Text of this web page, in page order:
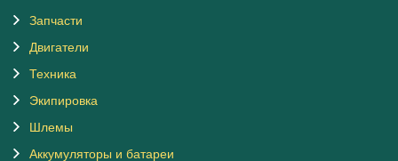
Запчасти
Двигатели
Техника
Экипировка
Шлемы
Аккумуляторы и батареи